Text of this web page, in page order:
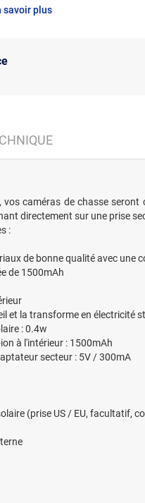
savoir plus
vos caméras de chasse
directement sur une prise
:
de bonne qualité avec une
de 1500mAh
et la transforme en électricité
: 0.4w
à l'intérieur : 1500mAh
secteur : 5V / 300mA
(prise US / EU, facultatif,